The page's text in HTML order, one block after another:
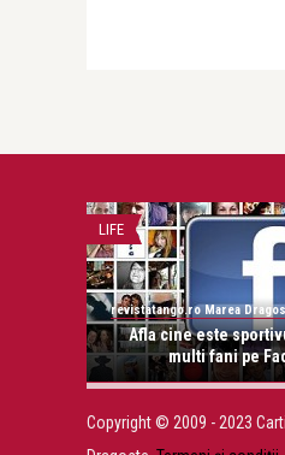
revistatango.ro Marea Dragoste
Afla cine este sportivul
multi fani pe
Copyright © 2009 - 2023